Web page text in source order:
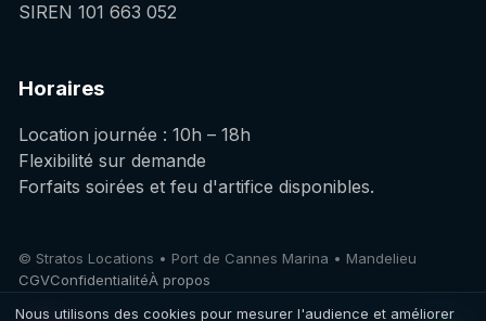
SIREN 101 663 052
Horaires
Location journée : 10h – 18h
Flexibilité sur demande
Forfaits soirées et feu d'artifice disponibles.
© Stratos Locations • Port de Cannes Marina • Mandelieu
CGVConfidentialitéÀ propos
Nous utilisons des cookies pour mesurer l'audience et améliorer